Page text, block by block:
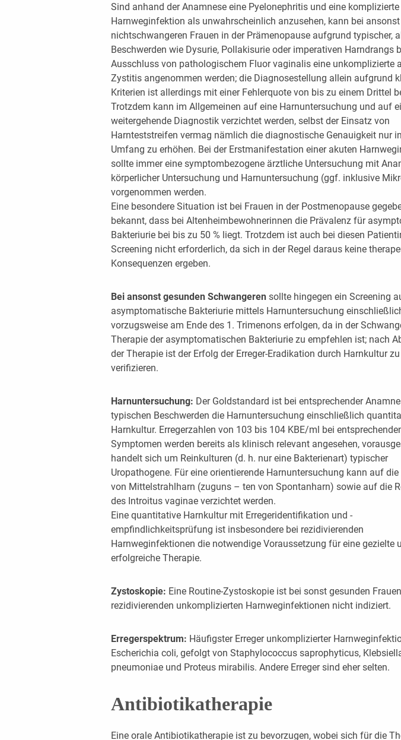
Sind anhand der Anamnese eine Pyelonephritis und eine komplizierte
Harnweginfektion als unwahrscheinlich anzusehen, kann bei
nichtschwangeren Frauen in der Prämenopause aufgrund typischer,
Beschwerden wie Dysurie, Pollakisurie oder imperativen Harndrangs
Ausschluss von pathologischem Fluor vaginalis eine unkomplizierte
Zystitis angenommen werden; die Diagnosestellung allein aufgrund
Kriterien ist allerdings mit einer Fehlerquote von bis zu einem Drittel
Trotzdem kann im Allgemeinen auf eine Harnuntersuchung und auf
weitergehende Diagnostik verzichtet werden, selbst der Einsatz von
Harnteststreifen vermag nämlich die diagnostische Genauigkeit nur
Umfang zu erhöhen. Bei der Erstmanifestation einer akuten
sollte immer eine symptombezogene ärztliche Untersuchung mit
körperlicher Untersuchung und Harnuntersuchung (ggf. inklusive
vorgenommen werden.
Eine besondere Situation ist bei Frauen in der Postmenopause
bekannt, dass bei Altenheimbewohnerinnen die Prävalenz für
Bakteriurie bei bis zu 50 % liegt. Trotzdem ist auch bei diesen
Screening nicht erforderlich, da sich in der Regel daraus keine
Konsequenzen ergeben.
Bei ansonst gesunden Schwangeren sollte hingegen ein Screening
asymptomatische Bakteriurie mittels Harnuntersuchung
vorzugsweise am Ende des 1. Trimenons erfolgen, da in der
Therapie der asymptomatischen Bakteriurie zu empfehlen ist; nach
der Therapie ist der Erfolg der Erreger-Eradikation durch Harnkultur zu
verifizieren.
Harnuntersuchung: Der Goldstandard ist bei entsprechender
typischen Beschwerden die Harnuntersuchung einschließlich
Harnkultur. Erregerzahlen von 103 bis 104 KBE/ml bei
Symptomen werden bereits als klinisch relevant angesehen,
handelt sich um Reinkulturen (d. h. nur eine Bakterienart) typischer
Uropathogene. Für eine orientierende Harnuntersuchung kann auf
von Mittelstrahlharn (zuguns – ten von Spontanharn) sowie auf die
des Introitus vaginae verzichtet werden.
Eine quantitative Harnkultur mit Erregeridentifikation und -
empfindlichkeitsprüfung ist insbesondere bei rezidivierenden
Harnweginfektionen die notwendige Voraussetzung für eine gezielte
erfolgreiche Therapie.
Zystoskopie: Eine Routine-Zystoskopie ist bei sonst gesunden
rezidivierenden unkomplizierten Harnweginfektionen nicht indiziert.
Erregerspektrum: Häufigster Erreger unkomplizierter
Escherichia coli, gefolgt von Staphylococcus saprophyticus,
pneumoniae und Proteus mirabilis. Andere Erreger sind eher selten.
Antibiotikatherapie
Eine orale Antibiotikatherapie ist zu bevorzugen, wobei sich für die